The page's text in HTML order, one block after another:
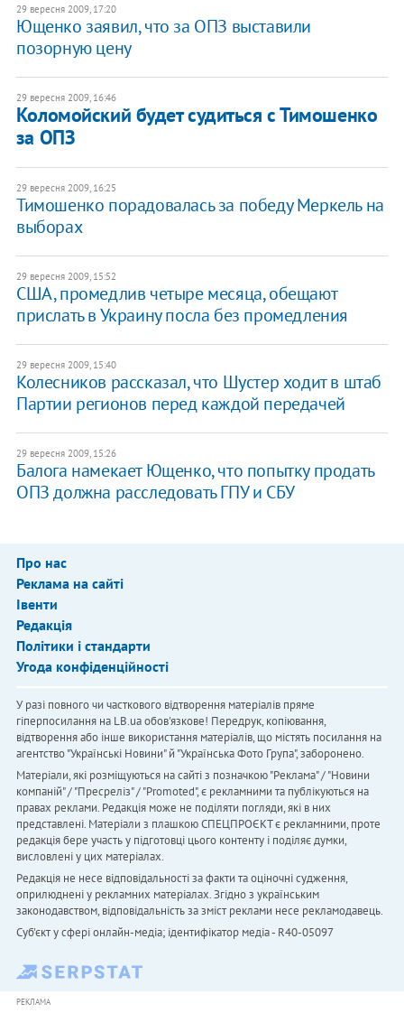
29 вересня 2009, 17:20
Ющенко заявил, что за ОПЗ выставили
позорную цену
29 вересня 2009, 16:46
Коломойский будет судиться с Тимошенко
за ОПЗ
29 вересня 2009, 16:25
Тимошенко порадовалась за победу Меркель на
выборах
29 вересня 2009, 15:52
США, промедлив четыре месяца, обещают
прислать в Украину посла без промедления
29 вересня 2009, 15:40
Колесников рассказал, что Шустер ходит в штаб
Партии регионов перед каждой передачей
29 вересня 2009, 15:26
Балога намекает Ющенко, что попытку продать
ОПЗ должна расследовать ГПУ и СБУ
Про нас
Реклама на сайті
Івенти
Редакція
Політики і стандарти
Угода конфіденційності
У разі повного чи часткового відтворення матеріалів пряме
гіперпосилання на LB.ua обов'язкове! Передрук, копіювання,
відтворення або інше використання матеріалів, що містять посилання на
агентство "Українськi Новини" й "Українська Фото Група", заборонено.
Матеріали, які розміщуються на сайті з позначкою "Реклама" / "Новини
компаній" / "Пресреліз" / "Promoted", є рекламними та публікуються на
правах реклами. Редакція може не поділяти погляди, які в них
представлені. Матеріали з плашкою СПЕЦПРОЄКТ є рекламними, проте
редакція бере участь у підготовці цього контенту і поділяє думки,
висловлені у цих матеріалах.
Редакція не несе відповідальності за факти та оціночні судження,
оприлюднені у рекламних матеріалах. Згідно з українським
законодавством, відповідальність за зміст реклами несе рекламодавець.
Cуб'єкт у сфері онлайн-медіа; ідентифікатор медіа - R40-05097
РЕКЛАМА